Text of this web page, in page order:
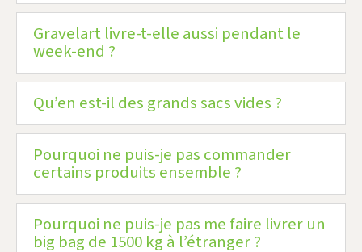
Gravelart livre-t-elle aussi pendant le
week-end ?
Qu’en est-il des grands sacs vides ?
Pourquoi ne puis-je pas commander
certains produits ensemble ?
Pourquoi ne puis-je pas me faire livrer un
big bag de 1500 kg à l’étranger ?